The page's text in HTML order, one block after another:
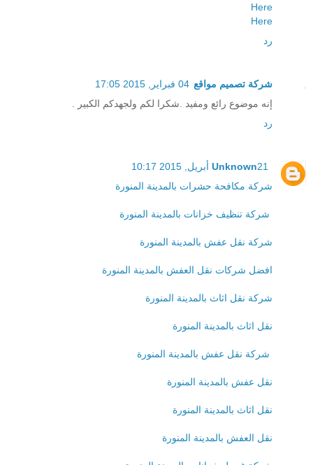
Here
Here
رد
شركة تصميم مواقع 04 فبراير, 2015 17:05
إنه موضوع رائع ومفيد .شكرا لكم ولجهدكم الكبير .
رد
Unknown21 أبريل, 2015 10:17
شركة مكافحة حشرات بالمدينة المنورة
شركة تنظيف خزانات بالمدينة المنورة
شركة نقل عفش بالمدينة المنورة
افضل شركات نقل العفش بالمدينة المنورة
شركة نقل اثاث بالمدينة المنورة
نقل اثاث بالمدينة المنورة
شركة نقل عفش بالمدينة المنورة
نقل عفش بالمدينة المنورة
نقل اثاث بالمدينة المنورة
نقل العفش بالمدينة المنورة